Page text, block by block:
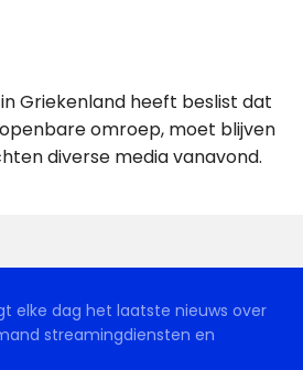
Griekenland heeft beslist dat
openbare omroep, moet blijven
diverse media vanavond.
elke dag het laatste nieuws over
streamingdiensten en